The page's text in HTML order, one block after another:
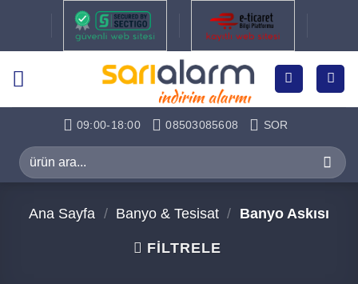
09:00-18:00 08503085608 SOR
Ara:
Ana Sayfa / Banyo & Tesisat / Banyo Askısı
FILTRELE